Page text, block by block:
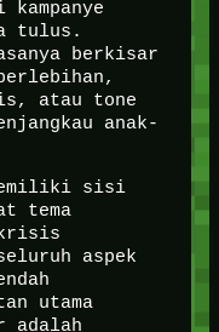
tulus.
berkisar
atau tone
anak-
sisi
tema
aspek
utama
adalah